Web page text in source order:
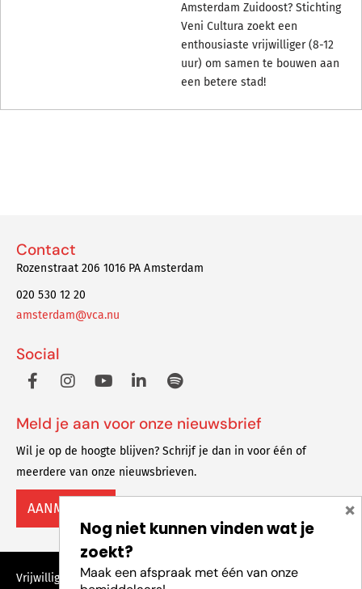
Amsterdam Zuidoost? Stichting
Veni Cultura zoekt een
enthousiaste vrijwilliger (8-12
uur) om samen te bouwen aan
een betere stad!
Contact
Rozenstraat 206 1016 PA Amsterdam
020 530 12 20
amsterdam@vca.nu
Social
Meld je aan voor onze nieuwsbrief
Wil je op de hoogte blijven? Schrijf je dan in voor één of
meerdere van onze nieuwsbrieven.
AANMELDEN
Vrijwilligers Centrale Amsterdam © 2023 Alle rechten
Nog niet kunnen vinden wat je
zoekt?
Maak een afspraak met één van onze
×